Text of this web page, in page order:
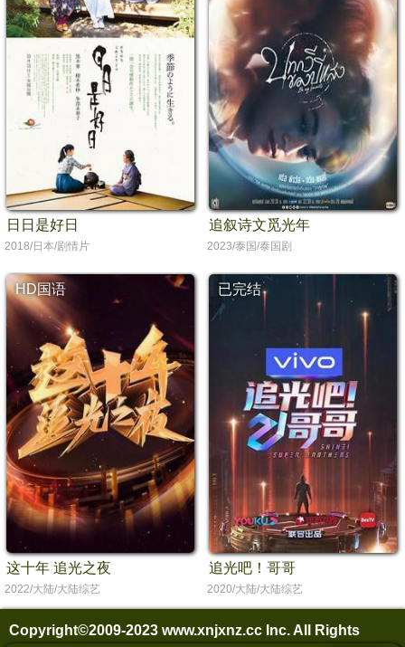
日日是好日
2018/日本/剧情片
追叙诗文觅光年
2023/泰国/泰国剧
HD国语
这十年 追光之夜
2022/大陆/大陆综艺
已完结
追光吧！哥哥
2020/大陆/大陆综艺
Copyright©2009-2023 www.xnjxnz.cc Inc. All Rights